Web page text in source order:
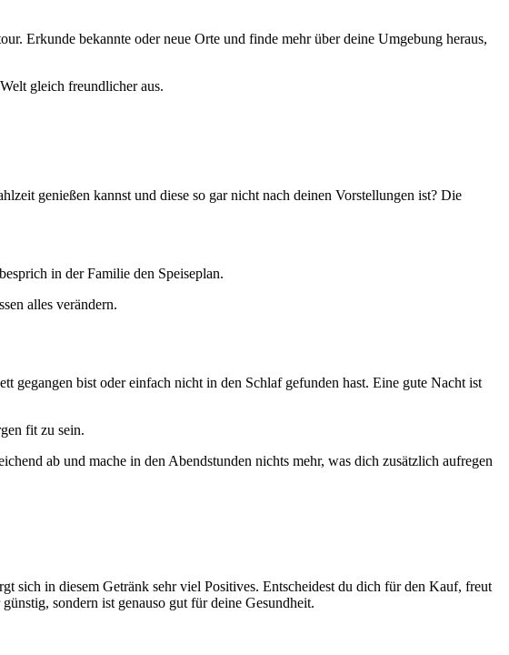
Erkunde bekannte oder neue Orte und finde mehr über deine Umgebung heraus,
gleich freundlicher aus.
genießen kannst und diese so gar nicht nach deinen Vorstellungen ist? Die
in der Familie den Speiseplan.
alles verändern.
gegangen bist oder einfach nicht in den Schlaf gefunden hast. Eine gute Nacht ist
fit zu sein.
ab und mache in den Abendstunden nichts mehr, was dich zusätzlich aufregen
sich in diesem Getränk sehr viel Positives. Entscheidest du dich für den Kauf, freut
sondern ist genauso gut für deine Gesundheit.